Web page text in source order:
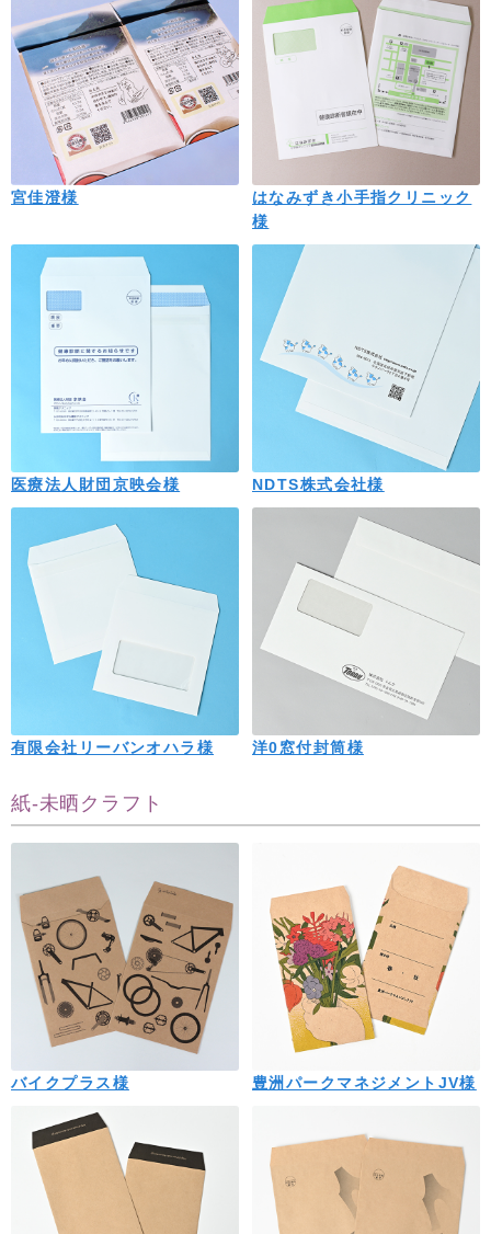
宮佳澄様
はなみずき小手指クリニック
様
医療法人財団京映会様 NDTS株式会社様
有限会社リーバンオハラ様 洋0窓付封筒様
紙-未晒クラフト
バイクプラス様 豊洲パークマネジメントJV様